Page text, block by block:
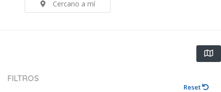
Cercano a mí
FILTROS
Reset